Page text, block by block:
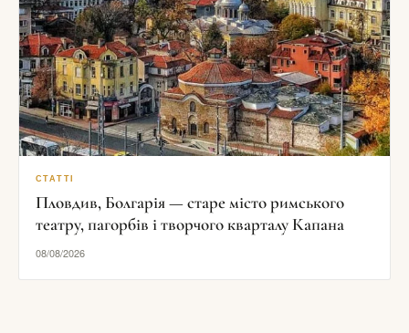
СТАТТІ
Пловдив, Болгарія — старе місто римського
театру, пагорбів і творчого кварталу Капана
08/08/2026